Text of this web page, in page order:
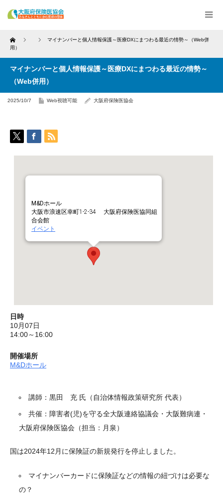
Home
マイナンバーと個人情報保護～医療DXにまつわる最近の情勢～（Web併
用）
マイナンバーと個人情報保護～医療DXにまつわる最近の情勢～
（Web併用）
2025/10/7 Web視聴可能 大阪府保険医協会
M&Dホール
大阪市浪速区幸町1-2-34 大阪府保険医協同組
合会館
イベント
日時
10月07日
14:00～16:00
開催場所
M&Dホール
講師：黒田 充 氏（自治体情報政策研究所 代表）
共催：障害者(児)を守る全大阪連絡協議会・大阪難病連・
大阪府保険医協会（担当：月泉）
国は2024年12月に保険証の新規発行を停止しました。
マイナンバーカードに保険証などの情報の紐づけは必要な
の？